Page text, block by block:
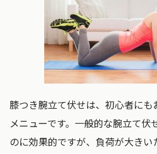
膝つき腕立て伏せは、初心者に
メニューです。一般的な腕立て伏
のに効果的ですが、負荷が大き